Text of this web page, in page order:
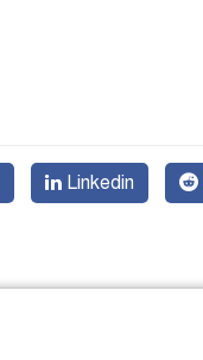
Linkedin